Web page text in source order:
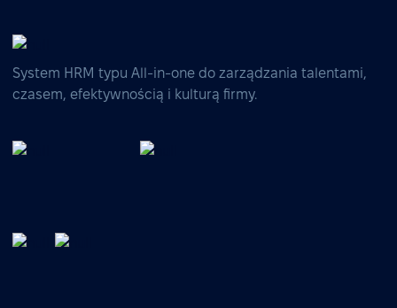
System HRM typu All-in-one do zarządzania talentami,
czasem, efektywnością i kulturą firmy.